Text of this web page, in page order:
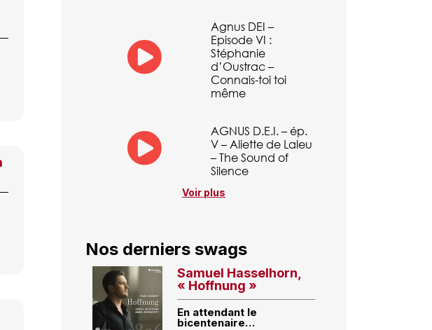
Agnus DEI –
Episode VI :
Stéphanie
d’Oustrac –
Connais-toi toi
même
AGNUS D.E.I. – ép.
V – Aliette de Laleu
– The Sound of
Silence
Voir plus
Nos derniers swags
Samuel Hasselhorn,
« Hoffnung »
En attendant le
bicentenaire…